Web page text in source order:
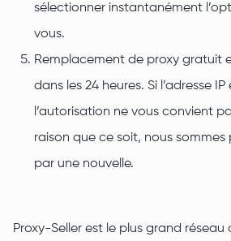
sélectionner instantanément
vous.
Remplacement de proxy gratuit
dans les 24 heures. Si l’adresse
l’autorisation ne vous convient
raison que ce soit, nous
par une nouvelle.
Proxy-Seller est le plus grand réseau